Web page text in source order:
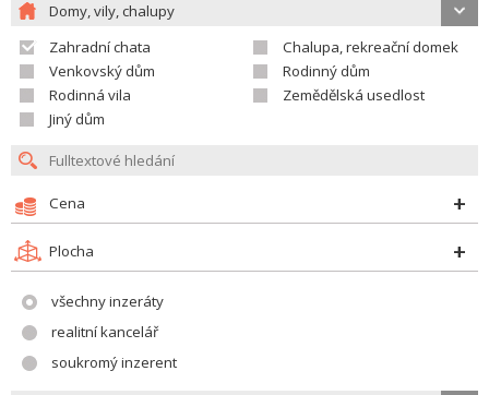
Domy, vily, chalupy
Zahradní chata
Chalupa, rekreační domek
Venkovský dům
Rodinný dům
Rodinná vila
Zemědělská usedlost
Jiný dům
Cena
Plocha
všechny inzeráty
realitní kancelář
soukromý inzerent